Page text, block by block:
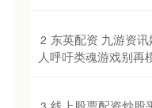
2 东英配资 九游资
人呼吁类魂游戏别再